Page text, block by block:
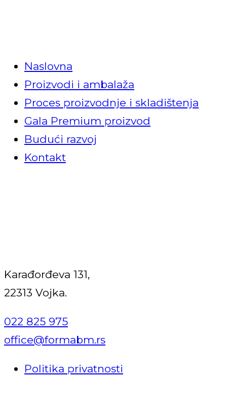
Naslovna
Proizvodi i ambalaža
Proces proizvodnje i skladištenja
Gala Premium proizvod
Budući razvoj
Kontakt
Karađorđeva 131,
22313 Vojka.
022 825 975
office@formabm.rs
Politika privatnosti